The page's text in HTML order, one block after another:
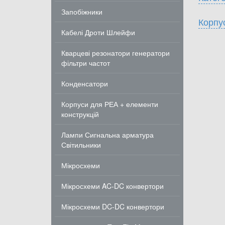
Запобіжники
Кабелі Дроти Шлейфи
Кварцеві резонатори генератори
фільтри частот
Конденсатори
Корпуси для РЕА + елементи
конструкцій
Лампи Сигнальна арматура
Світильники
Мікросхеми
Мікросхеми AC-DC конвертори
Мікросхеми DC-DC конвертори